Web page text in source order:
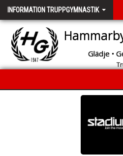
INFORMATION TRUPPGYMNASTIK
Glädje •
INFORMATION TRUPPGYMNASTIK